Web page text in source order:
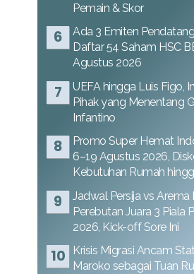
Pemain & Skor
Ada 3 Emiten
Daftar 54 Saham HSC
Agustus 2026
UEFA hingga Luis Figo,
Pihak yang Menentang
Infantino
Promo Super Hemat
6–19 Agustus 2026,
Kebutuhan Rumah
Jadwal Persija vs Arema
Perebutan Juara 3 Piala
2026, Kick-off Sore Ini
Krisis Migrasi Ancam
Maroko sebagai Tuan